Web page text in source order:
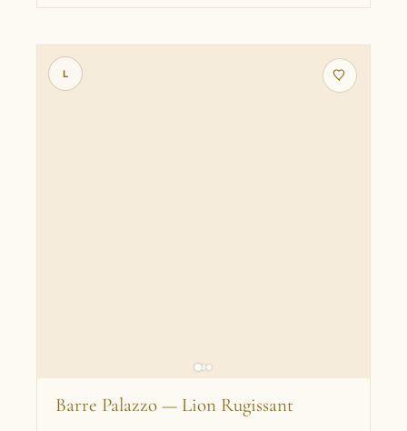
L
Barre Palazzo — Lion Rugissant